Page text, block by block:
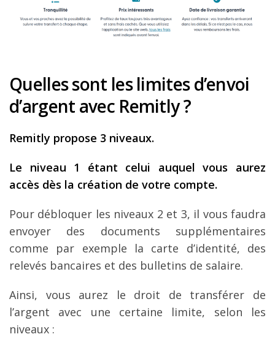
Quelles sont les limites d’envoi
d’argent avec Remitly ?
Remitly propose 3 niveaux.
Le niveau 1 étant celui auquel vous aurez
accès dès la création de votre compte.
Pour débloquer les niveaux 2 et 3, il vous faudra
envoyer des documents supplémentaires
comme par exemple la carte d’identité, des
relevés bancaires et des bulletins de salaire.
Ainsi, vous aurez le droit de transférer de
l’argent avec une certaine limite, selon les
niveaux :